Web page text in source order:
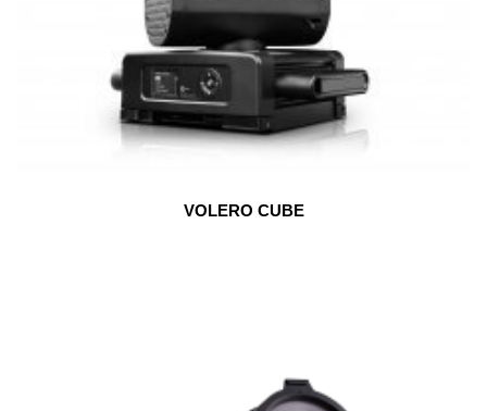
VOLERO CUBE